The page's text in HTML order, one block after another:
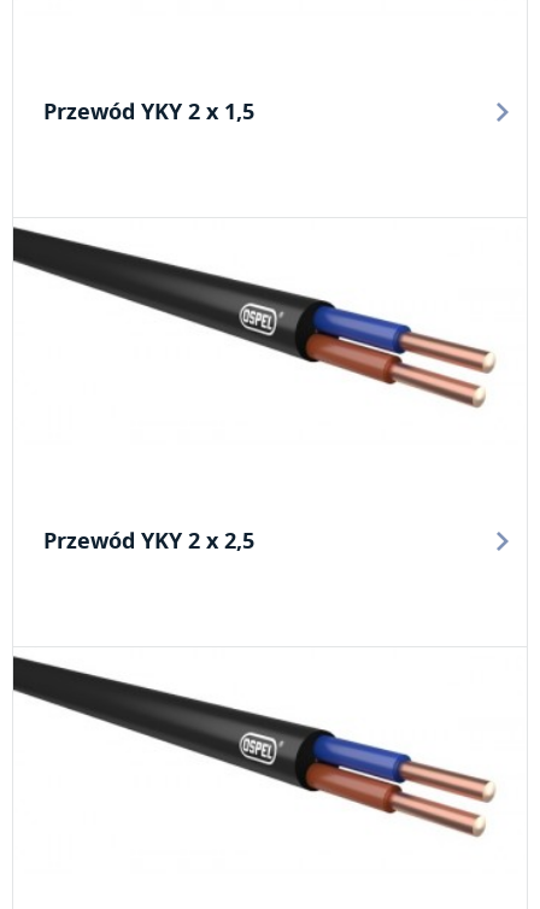
Przewód YKY 2 x 1,5
Przewód YKY 2 x 2,5